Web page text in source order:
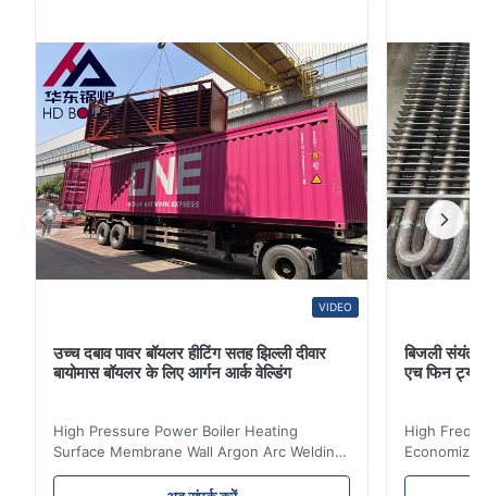
पूंछ शाफ्ट के बाद फ्लू के पहले चरण के सुपरही...
VIDEO
उच्च दबाव पावर बॉयलर हीटिंग सतह झिल्ली दीवार
बायोमास बॉयलर के लिए आर्गन आर्क वेल्डिंग
High Pressure Power Boiler Heating
Surface Membrane Wall Argon Arc Welding
For Biomass Boiler Product Introduction
बिजली संयंत्र
एच फिन ट्यूब
High
Product